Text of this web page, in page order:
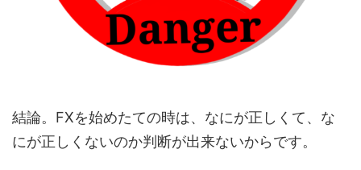
結論。FXを始めたての時は、なにが正しくて、な
にが正しくないのか判断が出来ないからです。